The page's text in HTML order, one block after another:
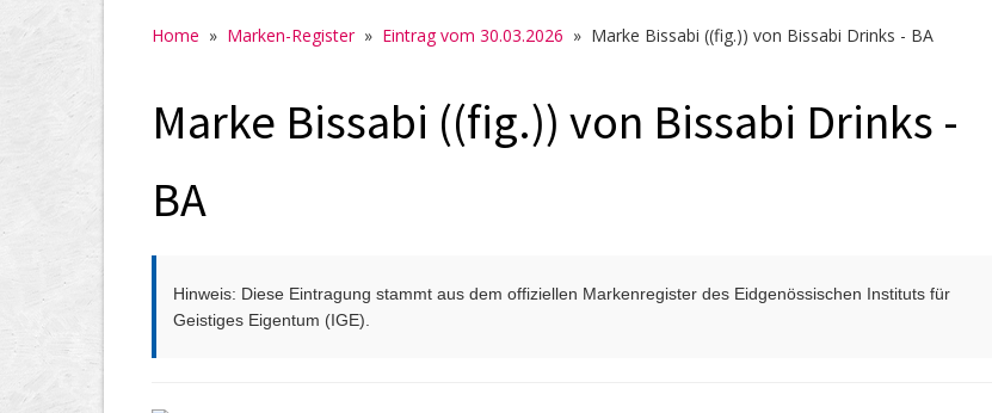
Home » Marken-Register» Eintrag vom 30.03.2026 » Marke Bissabi ((fig.)) von Bissabi Drinks - BA
Marke Bissabi ((fig.)) von Bissabi Drinks -
BA
Hinweis: Diese Eintragung stammt aus dem offiziellen Markenregister des Eidgenössischen Instituts für
Geistiges Eigentum (IGE).